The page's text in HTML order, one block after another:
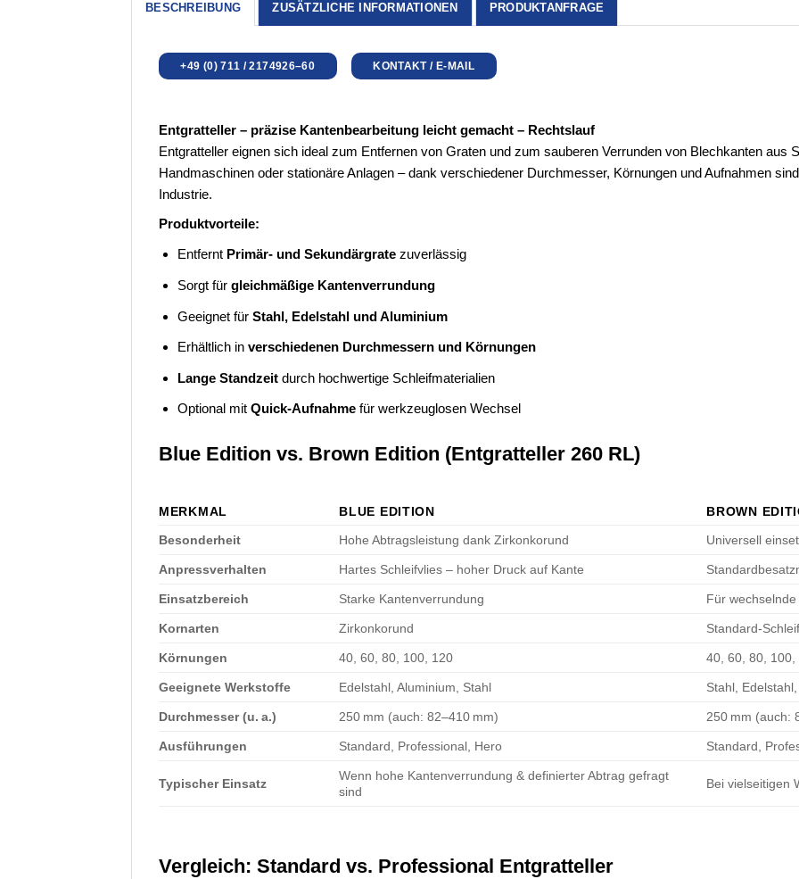
BESCHREIBUNG ZUSÄTZLICHE INFORMATIONEN PRODUKTANFRAGE
+49 (0) 711 / 2174926–60 KONTAKT / E-MAIL
Entgratteller – präzise Kantenbearbeitung leicht gemacht – Rechtslauf
Entgratteller eignen sich ideal zum Entfernen von Graten und zum sauberen Verrunden von Blechkanten aus
Handmaschinen oder stationäre Anlagen – dank verschiedener Durchmesser, Körnungen und Aufnahmen
Industrie.
Produktvorteile:
Entfernt Primär- und Sekundärgratezuverlässig
Sorgt für gleichmäßige Kantenverrundung
Geeignet für Stahl, Edelstahl und Aluminium
Erhältlich in verschiedenen Durchmessern und Körnungen
Lange Standzeitdurch hochwertige Schleifmaterialien
Optional mit Quick-Aufnahmefür werkzeuglosen Wechsel
Blue Edition vs. Brown Edition (Entgratteller 260 RL)
MERKMAL BLUE EDITION
BROWN
Besonderheit
Hohe Abtragsleistung dank Zirkonkorund Universell
Anpressverhalten Hartes Schleifvlies – hoher Druck auf Kante
Einsatzbereich Starke Kantenverrundung Für
Kornarten Zirkonkorund Standard-
Körnungen 40, 60, 80, 100, 120 40, 60, 80,
Geeignete Werkstoffe Edelstahl, Aluminium, Stahl Stahl,
Durchmesser (u. a.) 250 mm (auch: 82–410 mm) 250 mm (auch:
Ausführungen Standard, Professional, Hero Standard,
Typischer Einsatz
Wenn hohe Kantenverrundung & definierter Abtrag gefragt
sind
Bei vielseitigen
Vergleich: Standard vs. Professional Entgratteller